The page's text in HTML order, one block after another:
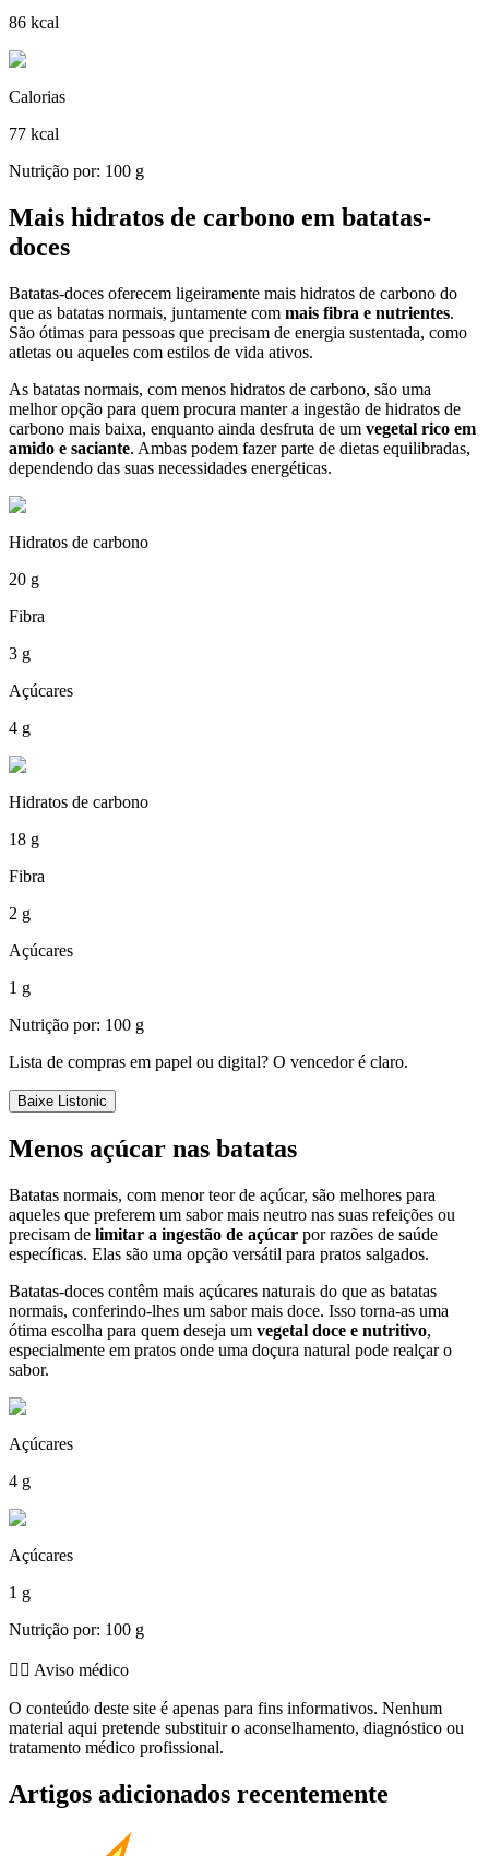
86 kcal
Calorias
77 kcal
Nutrição por: 100 g
Mais hidratos de carbono em batatas-
doces
Batatas-doces oferecem ligeiramente mais hidratos de carbono do
que as batatas normais, juntamente com mais fibra e nutrientes.
São ótimas para pessoas que precisam de energia sustentada, como
atletas ou aqueles com estilos de vida ativos.
As batatas normais, com menos hidratos de carbono, são uma
melhor opção para quem procura manter a ingestão de hidratos de
carbono mais baixa, enquanto ainda desfruta de um vegetal rico em
amido e saciante. Ambas podem fazer parte de dietas equilibradas,
dependendo das suas necessidades energéticas.
Hidratos de carbono
20 g
Fibra
3 g
Açúcares
4 g
Hidratos de carbono
18 g
Fibra
2 g
Açúcares
1 g
Nutrição por: 100 g
Lista de compras em papel ou digital? O vencedor é claro.
Baixe Listonic
Menos açúcar nas batatas
Batatas normais, com menor teor de açúcar, são melhores para
aqueles que preferem um sabor mais neutro nas suas refeições ou
precisam de limitar a ingestão de açúcar por razões de saúde
específicas. Elas são uma opção versátil para pratos salgados.
Batatas-doces contêm mais açúcares naturais do que as batatas
normais, conferindo-lhes um sabor mais doce. Isso torna-as uma
ótima escolha para quem deseja um vegetal doce e nutritivo,
especialmente em pratos onde uma doçura natural pode realçar o
sabor.
Açúcares
4 g
Açúcares
1 g
Nutrição por: 100 g
👨‍⚕️️ Aviso médico
O conteúdo deste site é apenas para fins informativos. Nenhum
material aqui pretende substituir o aconselhamento, diagnóstico ou
tratamento médico profissional.
Artigos adicionados recentemente